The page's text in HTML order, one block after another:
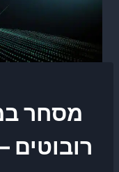
מסחר
רובוטים